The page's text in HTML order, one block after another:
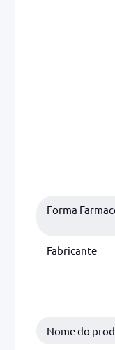
Forma
Fabricante
Nome do